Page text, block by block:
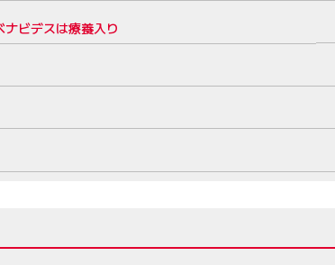
ビデスは療養入り